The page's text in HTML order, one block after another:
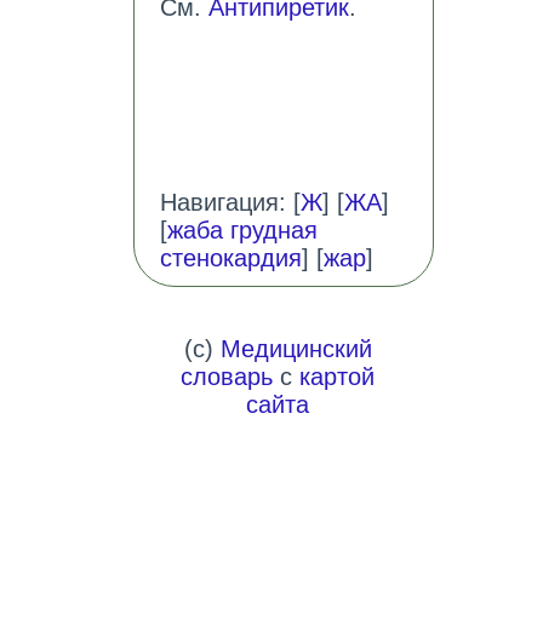
См. Антипиретик.
Навигация: [Ж] [ЖА]
[жаба грудная
стенокардия] [жар]
(c) Медицинский
словарь с картой
сайта